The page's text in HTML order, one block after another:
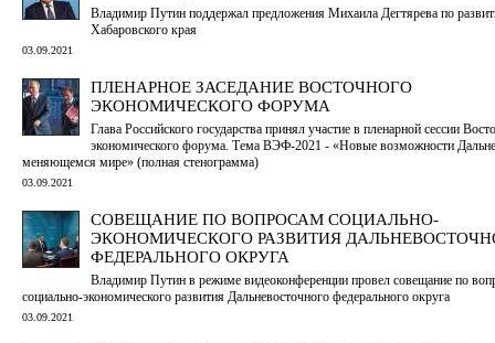
Владимир Путин поддержал предложения Михаила Дегтярева по
Хабаровского края
03.09.2021
ПЛЕНАРНОЕ ЗАСЕДАНИЕ ВОСТОЧНОГО
ЭКОНОМИЧЕСКОГО ФОРУМА
Глава Российского государства принял участие в пленарной сессии
экономического форума. Тема ВЭФ-2021 - «Новые возможности
меняющемся мире» (полная стенограмма)
03.09.2021
СОВЕЩАНИЕ ПО ВОПРОСАМ СОЦИАЛЬНО-
ЭКОНОМИЧЕСКОГО РАЗВИТИЯ
ФЕДЕРАЛЬНОГО ОКРУГА
Владимир Путин в режиме видеоконференции провел совещание по
социально-экономического развития Дальневосточного федерального округа
03.09.2021